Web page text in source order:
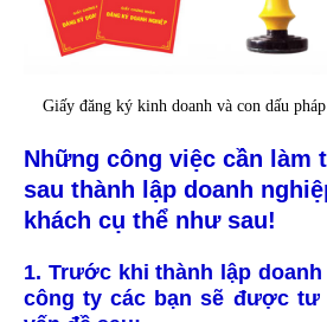
Giấy đăng ký kinh doanh và con dấu
Những công việc cần làm
sau thành lập doanh
khách cụ thể như sau!
1. Trước khi thành lập
công ty các bạn sẽ được tư